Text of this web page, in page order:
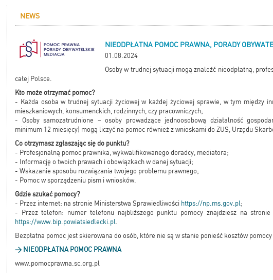
NEWS
NIEODPŁATNA POMOC PRAWNA, PORADY
01.08.2024
Osoby w trudnej sytuacji mogą znaleźć nieodpłatną,
całej Polsce.
Kto może otrzymać pomoc?
- Każda osoba w trudnej sytuacji życiowej w każdej życiowej sprawie, w tym między
mieszkaniowych, konsumenckich, rodzinnych, czy pracowniczych;
- Osoby samozatrudnione – osoby prowadzące jednoosobową działalność
minimum 12 miesięcy) mogą liczyć na pomoc również z wnioskami do ZUS, Urzędu
Co otrzymasz zgłaszając się do punktu?
- Profesjonalną pomoc prawnika, wykwalifikowanego doradcy, mediatora;
- Informację o twoich prawach i obowiązkach w danej sytuacji;
- Wskazanie sposobu rozwiązania twojego problemu prawnego;
- Pomoc w sporządzeniu pism i wniosków.
Gdzie szukać pomocy?
- Przez internet: na stronie Ministerstwa Sprawiedliwości https://np.ms.gov.pl;
- Przez telefon: numer telefonu najbliższego punktu pomocy znajdziesz na
https://www.bip.powiatsiedlecki.pl.
Bezpłatna pomoc jest skierowana do osób, które nie są w stanie ponieść kosztów pomocy
> NIEODPŁATNA POMOC PRAWNA
www.pomocprawna.sc.org.pl